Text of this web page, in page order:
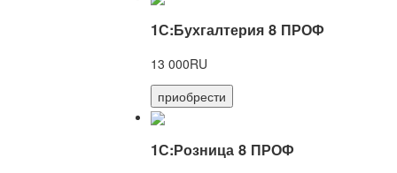
1С:Бухгалтерия 8 ПРОФ
13 000RU
приобрести
1С:Розница 8 ПРОФ